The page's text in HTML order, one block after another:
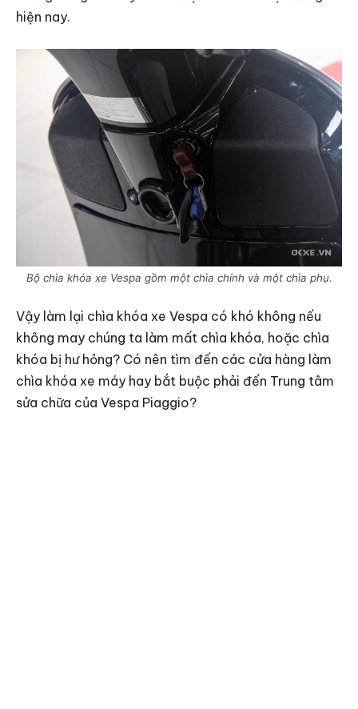
hiện nay.
Bộ chìa khóa xe Vespa gồm một chìa chính và một chìa phụ.
Vậy làm lại chìa khóa xe Vespa có khó không nếu
không may chúng ta làm mất chìa khóa, hoặc chìa
khóa bị hư hỏng? Có nên tìm đến các cửa hàng làm
chìa khóa xe máy hay bắt buộc phải đến Trung tâm
sửa chữa của Vespa Piaggio?